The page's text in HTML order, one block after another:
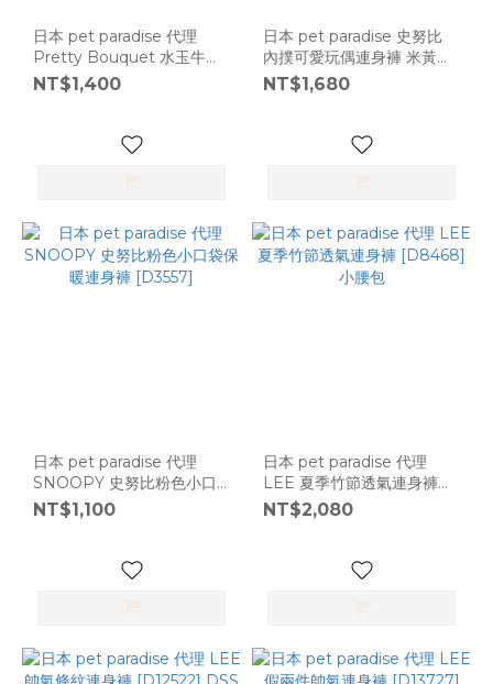
日本 pet paradise 代理
Pretty Bouquet 水玉牛仔
蕾絲連身褲 [D10981]
3S/DS
NT$1,400
日本 pet paradise 史努比
內撲可愛玩偶連身褲 米黃
[D3097] DSS/DS
NT$1,680
日本 pet paradise 代理
SNOOPY 史努比粉色小口
袋保暖連身褲 [D3557]
NT$1,100
日本 pet paradise 代理
LEE 夏季竹節透氣連身褲
[D8468] 小腰包
NT$2,080